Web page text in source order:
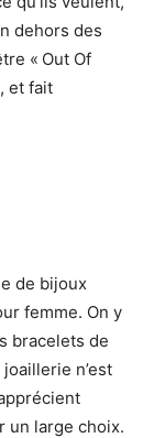
dehors des
« Out Of
et fait
de bijoux
femme. On y
bracelets de
n’est
un large choix.